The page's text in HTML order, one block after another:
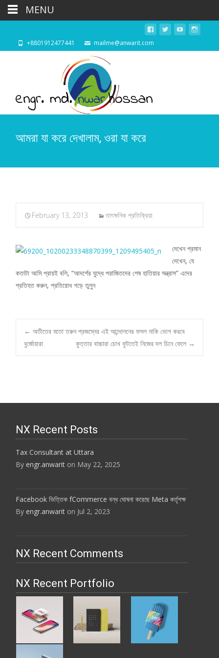
+8801912477441 mailme@anwarit.com
আমরা যা করে দেখালাম, ওরা যা করে
February 13, 2013 তাৎক্ষনিক প্রতিক্রিয়া
দেখেন প্রমান
দেখেন, যে
কতাটা আমি প্রায়ই বলি, “আদর্শের যুদ্ধে পরাজিতদের শেষ হাতিয়ার সন্ত্রাস” এদের
প্রতিহত করুন, প্রতিরোধ গড়ে তুলুন
Post
← অতীতের মতো তরুন প্রজম্নের এই আন্দোলনের ফসল নাকি ভোগ করবে
বুর্জোয়ারা
কুত্তার বাচ্চারা চোখ ফুটতেই নিজের দল চিনে ফেলে →
NX Recent Posts
Tax Consultant at Uttara
By engr.anwarit on May 22, 2025
Facebook ভিত্তিক fCommerce বন্ধ ঘোষনা করেছে Meta কর্তৃপক্ষ
By engr.anwarit on Jul 2, 2023
NX Recent Comments
NX Recent Portfolio
MENU